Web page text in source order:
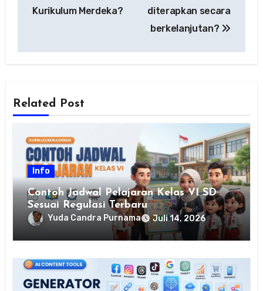
Kurikulum Merdeka?
diterapkan secara
berkelanjutan?
Related Post
Info
Contoh Jadwal Pelajaran Kelas VI SD
Sesuai Regulasi Terbaru
Yuda Candra Purnama Juli 14, 2026